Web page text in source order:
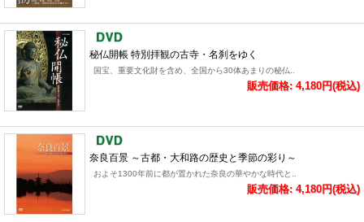
秘仏開帳 特別拝観の古寺・名刹をゆく
国宝、重要文化財を含め、全国から30体あまりの秘仏..
販売価格: 4,180円(税込)
奈良百景 ～古都・大和路の歴史と季節の彩り～
およそ1300年前に都が置かれた奈良の華やかな時代と..
販売価格: 4,180円(税込)